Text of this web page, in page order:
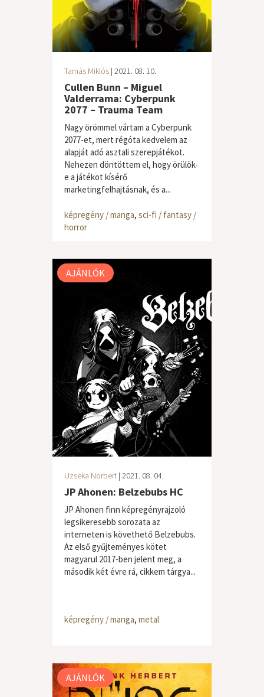
Tamás Miklós | 2021. 08. 10.
Cullen Bunn – Miguel
Valderrama: Cyberpunk
2077 – Trauma Team
Nagy örömmel vártam a Cyberpunk
2077-et, mert régóta kedvelem az
alapját adó asztali szerepjátékot.
Nehezen döntöttem el, hogy örülök-
e a játékot kísérő
marketingfelhajtásnak, és a...
képregény / manga, sci-fi / fantasy /
horror
AJÁNLÓK
Uzseka Norbert | 2021. 08. 04.
JP Ahonen: Belzebubs HC
JP Ahonen finn képregényrajzoló
legsikeresebb sorozata az
interneten is követhető Belzebubs.
Az első gyűjteményes kötet
magyarul 2017-ben jelent meg, a
második két évre rá, cikkem tárgya...
képregény / manga, metal
AJÁNLÓK